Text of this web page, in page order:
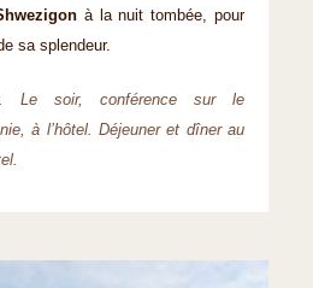
à la nuit tombée, pour
sa splen­deur.
Le soir, conférence sur le
à l’hôtel. Déjeuner et dîner au